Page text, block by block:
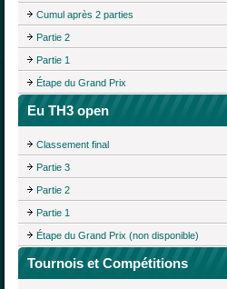
Cumul après 2 parties
Partie 2
Partie 1
Étape du Grand Prix
Eu TH3 open
Classement final
Partie 3
Partie 2
Partie 1
Étape du Grand Prix (non disponible)
Tournois et Compétitions